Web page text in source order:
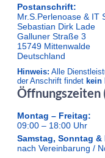
Postanschrift:
Mr.S.Perlenoase & IT
Sebastian Dirk Lade
Galluner Straße 3
15749 Mittenwalde
Deutschland
Hinweis: Alle
der Anschrift findet kein
Öffnungszeiten
Montag – Freitag:
09:00 – 18:00 Uhr
Samstag, Sonntag &
nach Vereinbarung /